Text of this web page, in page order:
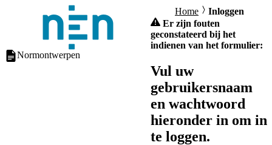
Normontwerpen
Home
Inloggen
Er zijn fouten
geconstateerd bij het
indienen van het formulier:
Vul uw
gebruikersnaam
en wachtwoord
hieronder in om in
te loggen.